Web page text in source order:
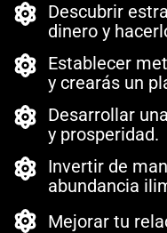
Descubrir
dinero y
Establecer
y crearás un
Desarrollar
y prosperidad.
Invertir de
abundancia
Mejorar tu